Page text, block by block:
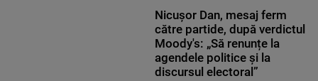
Nicușor Dan, mesaj ferm
către partide, după verdictul
Moody's: „Să renunțe la
agendele politice şi la
discursul electoral”